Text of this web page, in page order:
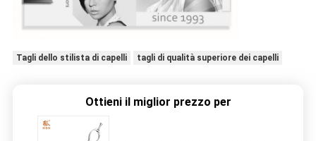
Tagli dello stilista di capelli tagli di qualità superiore dei capelli
Ottieni il miglior prezzo per